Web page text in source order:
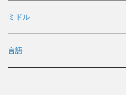
ミドル
言語